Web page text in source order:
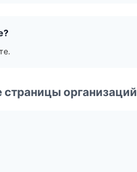
организаций